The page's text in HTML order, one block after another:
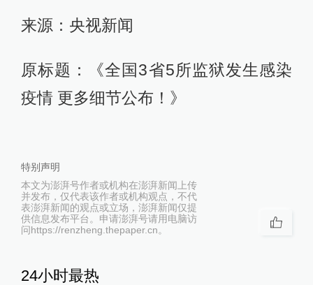
来源：央视新闻
原标题：《全国3省5所监狱发生感染
疫情 更多细节公布！》
特别声明
本文为澎湃号作者或机构在澎湃新闻上传
并发布，仅代表该作者或机构观点，不代
表澎湃新闻的观点或立场，澎湃新闻仅提
供信息发布平台。申请澎湃号请用电脑访
问https://renzheng.thepaper.cn。
24小时最热